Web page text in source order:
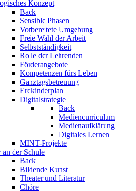
Konzept
Back
Sensible Phasen
Vorbereitete Umgebung
Freie Wahl der Arbeit
Selbstständigkeit
Rolle der Lehrenden
Förderangebote
Kompetenzen fürs Leben
Ganztagsbetreuung
Erdkinderplan
Digitalstrategie
Back
Mediencurriculum
Medienaufklärung
Digitales Lernen
MINT-Projekte
der Schule
Back
Bildende Kunst
Theater und Literatur
Chöre